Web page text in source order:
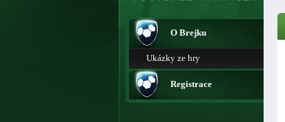
O Brejku
Ukázky ze hry
Registrace